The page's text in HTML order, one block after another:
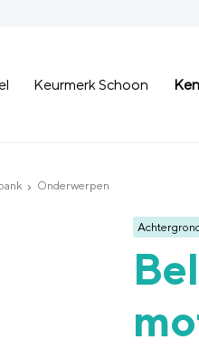
Keurmerk Schoon
Onderwerpen